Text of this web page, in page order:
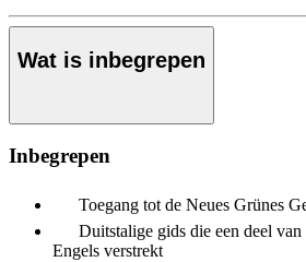
Wat is inbegrepen
Inbegrepen
Toegang tot de Neues Grünes
Duitstalige gids die een deel
Engels verstrekt